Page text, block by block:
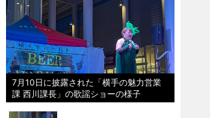
7月10日に披露された「横手の魅力営業
課 西川課長」の歌謡ショーの様子